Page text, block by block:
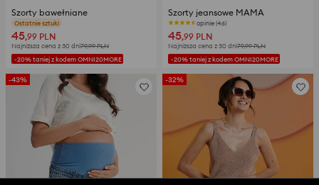
Szorty bawełniane
opinie (36)
45,99 PLN
Najniższa cena z 30 dni79,99PLN
-20% taniej z kodem OMNI20MORE
Szorty jeansowe MAMA
opinie (46)
45,99 PLN
Najniższa cena z 30 dni79,99PLN
-20% taniej z kodem OMNI20MORE
-43% -32%